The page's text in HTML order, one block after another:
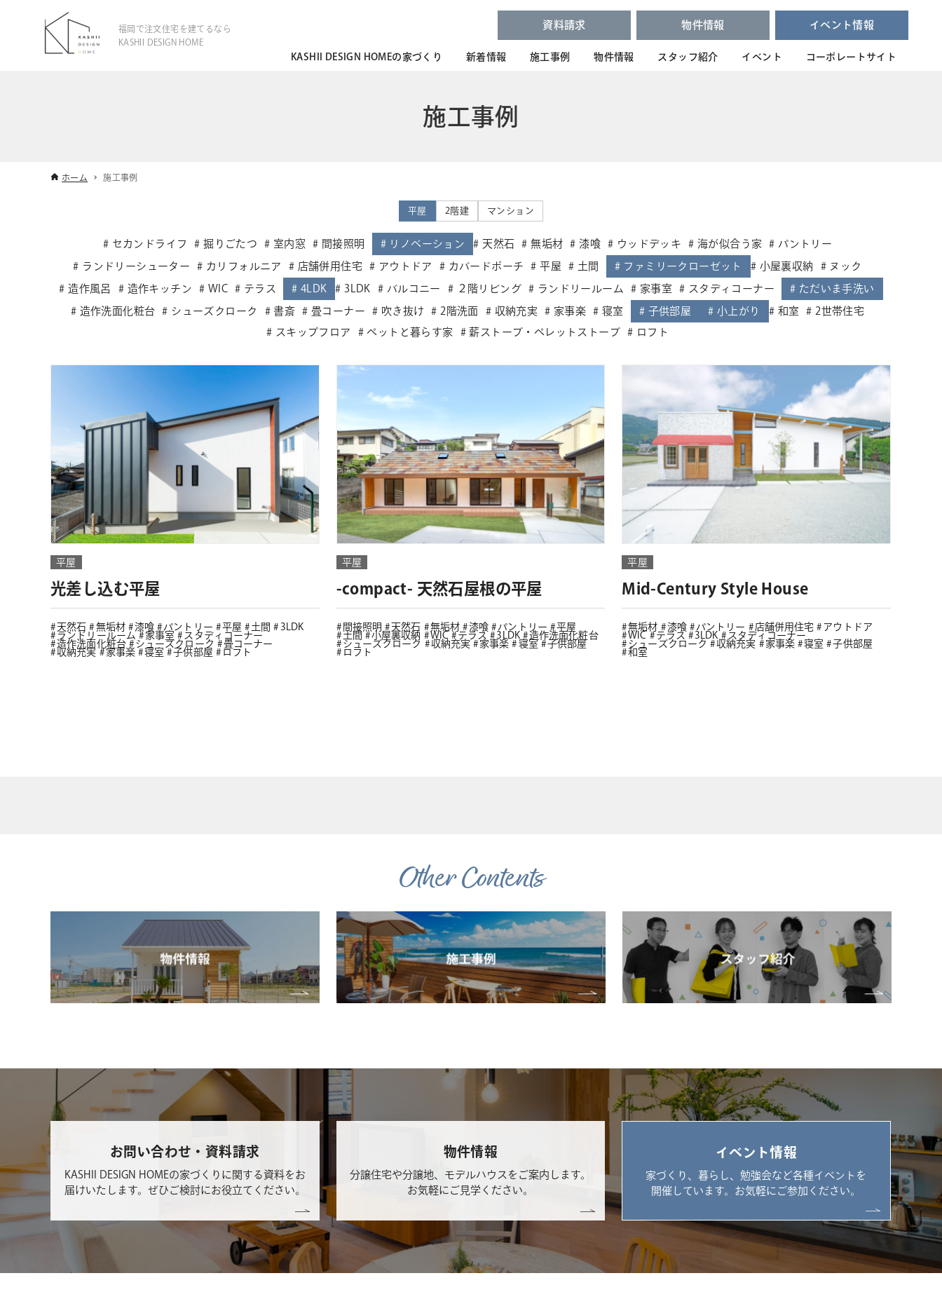
福岡で注文住宅を建てるなら
KASHII DESIGN HOME
資料請求 物件情報 イベント情報
KASHII DESIGN HOMEの家づくり 新着情報 施工事例 物件情報 スタッフ紹介 イベント コーポレートサイト
施工事例
ホーム 施工事例
平屋 2階建 マンション
セカンドライフ 掘りごたつ 室内窓 間接照明 リノベーション 天然石 無垢材 漆喰 ウッドデッキ 海が似合う家 パントリー
ランドリーシューター カリフォルニア 店舗併用住宅 アウトドア カバードポーチ 平屋 土間 ファミリークローゼット 小屋裏収納 ヌック
造作風呂 造作キッチン WIC テラス 4LDK 3LDK バルコニー ２階リビング ランドリールーム 家事室 スタディコーナー ただいま手洗い
造作洗面化粧台 シューズクローク 書斎 畳コーナー 吹き抜け 2階洗面 収納充実 家事楽 寝室 子供部屋 小上がり 和室
2世帯住宅
スキップフロア
ペットと暮らす家 薪ストーブ・ペレットストーブ ロフト
平屋
光差し込む平屋
天然石 無垢材 漆喰 パントリー 平屋 土間
3LDK
ランドリールーム
家事室
スタディコーナー
造作洗面化粧台
シューズクローク
畳コーナー
収納充実
家事楽 寝室 子供部屋 ロフト
平屋
-compact- 天然石屋根の平屋
間接照明 天然石 無垢材 漆喰 パントリー
平屋
土間
小屋裏収納 WIC テラス 3LDK
造作洗面化粧台
シューズクローク
収納充実 家事楽 寝室
子供部屋
ロフト
平屋
Mid-Century Style House
無垢材 漆喰 パントリー 店舗併用住宅
アウトドア
WIC
テラス 3LDK
スタディコーナー
シューズクローク
収納充実 家事楽 寝室
子供部屋
和室
Other Contents
お問い合わせ・資料請求
KASHII DESIGN HOMEの家づくりに関する資料をお
届けいたします。ぜひご検討にお役立てください。
物件情報
分譲住宅や分譲地、モデルハウスをご案内します。
お気軽にご見学ください。
イベント情報
家づくり、暮らし、勉強会など各種イベントを
開催しています。お気軽にご参加ください。